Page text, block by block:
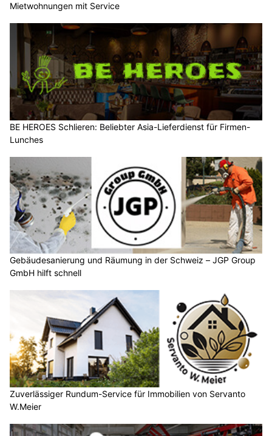
Mietwohnungen mit Service
BE HEROES Schlieren: Beliebter Asia-Lieferdienst für Firmen-
Lunches
Gebäudesanierung und Räumung in der Schweiz – JGP Group
GmbH hilft schnell
Zuverlässiger Rundum-Service für Immobilien von Servanto
W.Meier